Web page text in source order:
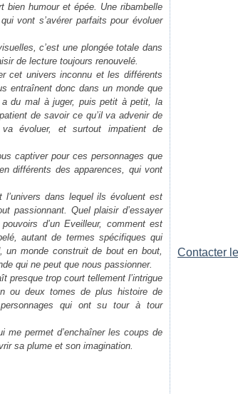
bien humour et épée. Une ribambelle
vont s’avérer parfaits pour évoluer
c’est une plongée totale dans
de lecture toujours renouvelé.
cet univers inconnu et les différents
entraînent donc dans un monde que
a du mal à juger, puis petit à petit, la
de savoir ce qu’il va advenir de
évoluer, et surtout impatient de
captiver pour ces personnages que
différents des apparences, qui vont
dans lequel ils évoluent est
passionnant. Quel plaisir d’essayer
d’un Eveilleur, comment est
autant de termes spécifiques qui
un monde construit de bout en bout,
qui ne peut que nous passionner.
presque trop court tellement l’intrigue
ou deux tomes de plus histoire de
qui ont su tour à tour
permet d’enchaîner les coups de
sa plume et son imagination.
Contacter